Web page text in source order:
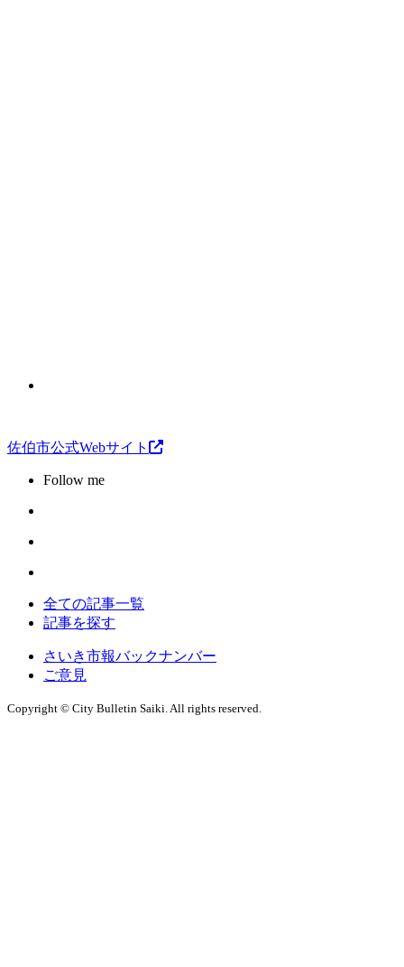
佐伯市公式Webサイト
Follow me
全ての記事一覧
記事を探す
さいき市報バックナンバー
ご意見
Copyright © City Bulletin Saiki. All rights reserved.